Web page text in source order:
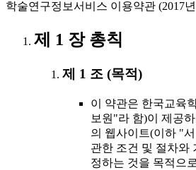
학술연구정보서비스 이용약관 (2017
제 1 장 총칙
제 1 조 (목적)
이 약관은 한국교육
보원"라 함)이 제공
의 웹사이트(이하 "
관한 조건 및 절차와
정하는 것을 목적으